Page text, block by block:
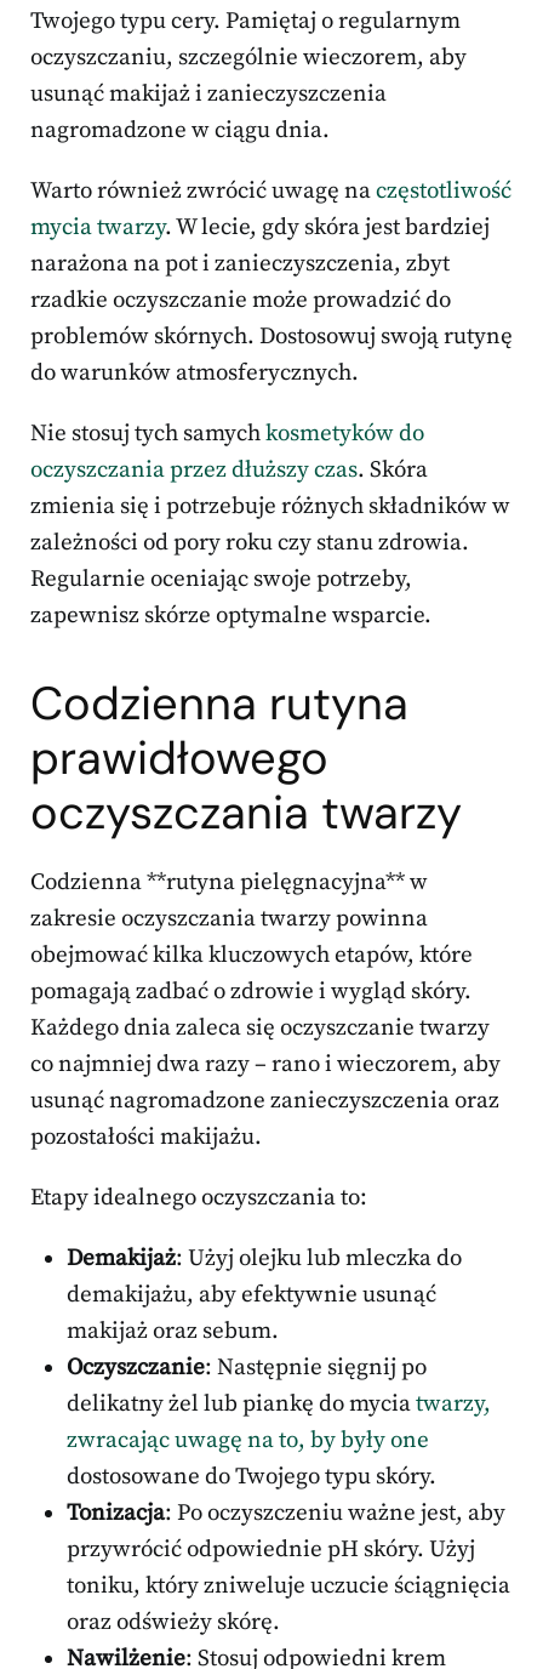
Twojego typu cery. Pamiętaj o regularnym
oczyszczaniu, szczególnie wieczorem, aby
usunąć makijaż i zanieczyszczenia
nagromadzone w ciągu dnia.
Warto również zwrócić uwagę naczęstotliwość
mycia twarzy. W lecie, gdy skóra jest bardziej
narażona na pot i zanieczyszczenia, zbyt
rzadkie oczyszczanie może prowadzić do
problemów skórnych. Dostosowuj swoją rutynę
do warunków atmosferycznych.
Nie stosuj tych samychkosmetyków do
oczyszczania przez dłuższy czas. Skóra
zmienia się i potrzebuje różnych składników w
zależności od pory roku czy stanu zdrowia.
Regularnie oceniając swoje potrzeby,
zapewnisz skórze optymalne wsparcie.
Codzienna rutyna
prawidłowego
oczyszczania twarzy
Codzienna **rutyna pielęgnacyjna** w
zakresie oczyszczania twarzy powinna
obejmować kilka kluczowych etapów, które
pomagają zadbać o zdrowie i wygląd skóry.
Każdego dnia zaleca się oczyszczanie twarzy
co najmniej dwa razy – rano i wieczorem, aby
usunąć nagromadzone zanieczyszczenia oraz
pozostałości makijażu.
Etapy idealnego oczyszczania to:
Demakijaż: Użyj olejku lub mleczka do
demakijażu, aby efektywnie usunąć
makijaż oraz sebum.
Oczyszczanie: Następnie sięgnij po
delikatny żel lub piankę do myciatwarzy,
zwracając uwagę na to, by były one
dostosowane do Twojego typu skóry.
Tonizacja: Po oczyszczeniu ważne jest, aby
przywrócić odpowiednie pH skóry. Użyj
toniku, który zniweluje uczucie ściągnięcia
oraz odświeży skórę.
Nawilżenie: Stosuj odpowiedni krem